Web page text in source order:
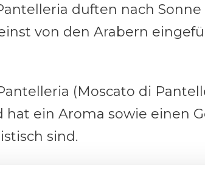
duften nach
von den Arabern
(Moscato di
ein Aroma sowie einen
sind.